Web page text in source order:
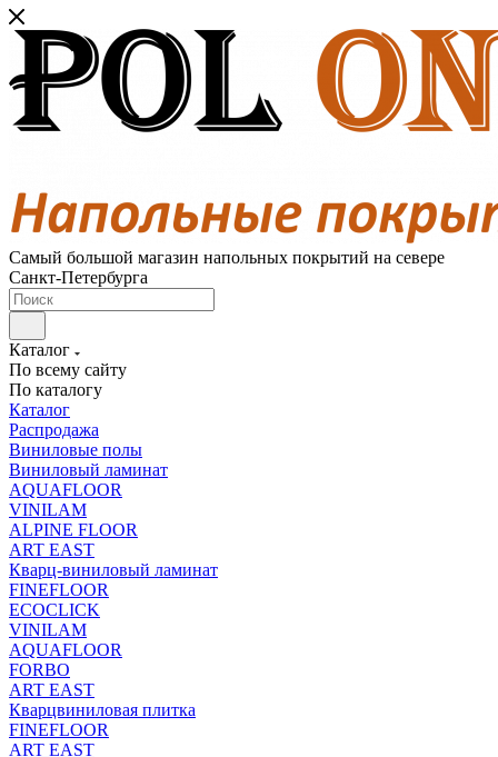
Самый большой магазин напольных покрытий на севере
Санкт-Петербурга
Каталог
По всему сайту
По каталогу
Каталог
Распродажа
Виниловые полы
Виниловый ламинат
AQUAFLOOR
VINILAM
ALPINE FLOOR
ART EAST
Кварц-виниловый ламинат
FINEFLOOR
ECOCLICK
VINILAM
AQUAFLOOR
FORBO
ART EAST
Кварцвиниловая плитка
FINEFLOOR
ART EAST